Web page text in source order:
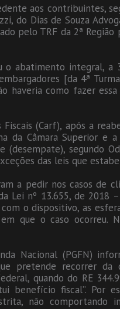
aos contribuintes,
do Dias de Souza
pelo TRF da 2ª
o abatimento integral, a
[da 4ª
haveria como fazer
(Carf), após a
da Câmara Superior e
segundo
das leis que
a pedir nos casos de
Lei nº 13.655, de 2018
o dispositivo, as
que o caso ocorreu.
Nacional (PGFN)
pretende recorrer da
quando do RE
benefício fiscal”. Por
não comportando